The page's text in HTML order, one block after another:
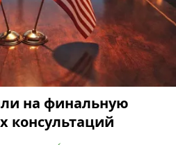
на финальную
консультаций